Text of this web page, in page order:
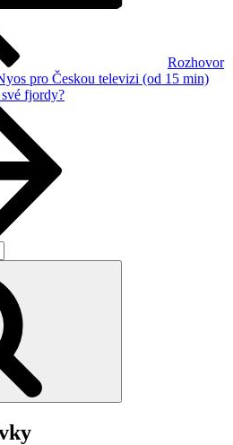
Rozhovor
pro Českou televizi (od 15 min)
fjordy?